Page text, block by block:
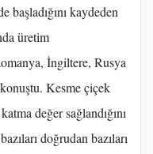
kaydeden
üretim
İngiltere, Rusya
Kesme çiçek
değer sağlandığını
doğrudan bazıları